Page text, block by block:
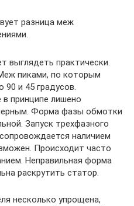
разница меж
выглядеть практически.
пиками, по которым
и 45 градусов.
принципе лишено
Форма фазы обмотки
Запуск трехфазного
наличием
Происходит часто
Неправильная форма
раскрутить статор.
несколько упрощена,